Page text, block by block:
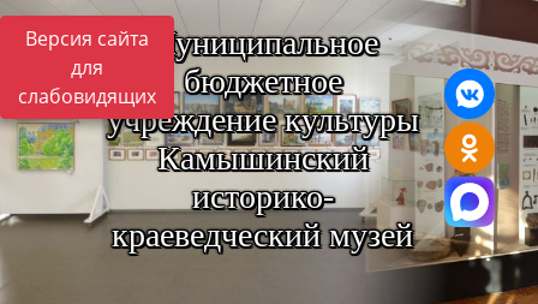
Версия сайта
для
слабовидящих
Муниципальное
бюджетное
учреждение культуры
Камышинский
историко-
краеведческий музей